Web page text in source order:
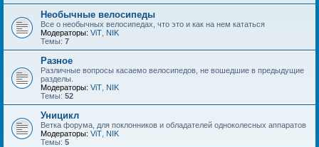
Необычные велосипеды
Все о необычных велосипедах, что это и как на нем кататься
Модераторы: ViT NIK
Темы: 7
Разное
Различные вопросы касаемо велосипедов, не вошедшие в предыдущие
разделы.
Модераторы: ViT NIK
Темы: 52
Уницикл
Ветка форума, для поклонников и обладателей одноколесных аппаратов
Модераторы: ViT NIK
Темы: 5